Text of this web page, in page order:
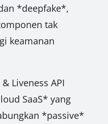
*deepfake*,
tak
keamanan
Liveness API
SaaS* yang
*passive*